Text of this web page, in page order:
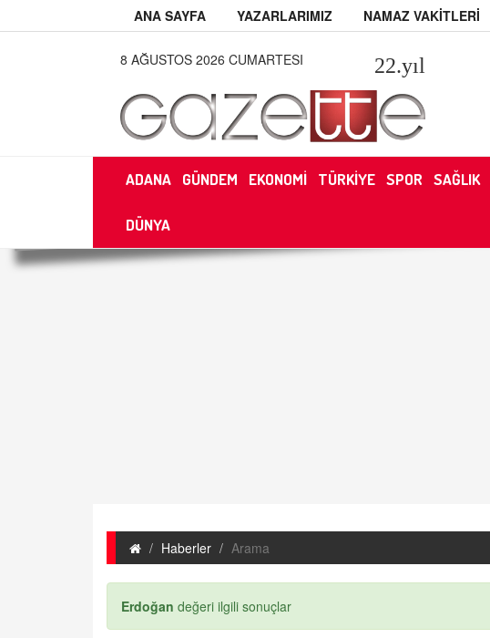
ANA SAYFA YAZARLARIMIZ NAMAZ VAKİTLERİ
8 AĞUSTOS 2026 CUMARTESI 22.yıl
ADANA GÜNDEM EKONOMİ TÜRKİYE SPOR SAĞLIK
DÜNYA
Haberler Arama
Erdoğan değeri ilgili sonuçlar